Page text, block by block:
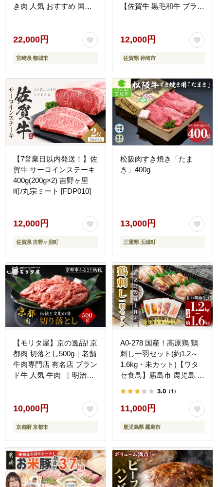
き肉 人気 おすすめ 国産
22,000円
宮崎県 都城市
【佐賀牛 黒毛和牛 ブラン
ず 惣菜 おすすめ 人気】
12,000円
佐賀県 神埼市
【7営業日以内発送！】佐
賀牛 サーロインステーキ
400g(200g×2) 吉野ヶ里
町/丸宗ミート [FDP010]
12,000円
佐賀県 吉野ヶ里町
松阪肉すき焼き「たま
き」400g
13,000円
三重県 玉城町
【モリタ屋】京の逸品! 京
都肉 切落とし500g｜老舗
牛肉専門店 有名店 ブラン
ド牛 人気 牛肉 ［ 明治二
しい 人気 おすすめ 和牛
国産 ギフト プレゼント
贈答 お取り寄せ 通販 送
料無料 ふるさと納税 ］
10,000円
京都府 京都市
A0-278 国産！高原鶏 鶏
刺し一羽セット(約1.2～
1.6kg・未カット)【ワタ
セ食鳥】霧島市 鹿児島 鳥
3.0 （1）
11,000円
鹿児島県 霧島市